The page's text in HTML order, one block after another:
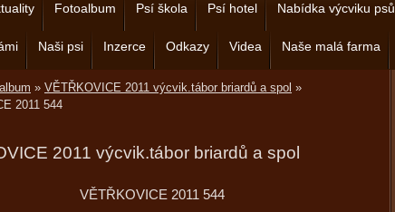
Fotoalbum Psí škola Psí hotel Nabídka výcviku psů
Naši psi Inzerce Odkazy Videa Naše malá farma
» VĚTŘKOVICE 2011 výcvik.tábor briardů a spol »
2011 544
2011 výcvik.tábor briardů a spol
VĚTŘKOVICE 2011 544